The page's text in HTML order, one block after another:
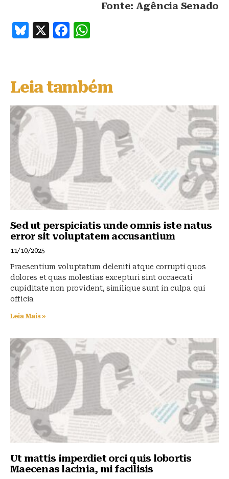
Fonte: Agência Senado
B
s
k
y
X
F
e
b
o
o
k
s
A
p
Leia também
Sed ut perspiciatis unde omnis iste natus
error sit voluptatem accusantium
11/10/2025
Praesentium voluptatum deleniti atque corrupti quos
dolores et quas molestias excepturi sint occaecati
cupiditate non provident, similique sunt in culpa qui
officia
Leia Mais »
Ut mattis imperdiet orci quis lobortis
Maecenas lacinia, mi facilisis